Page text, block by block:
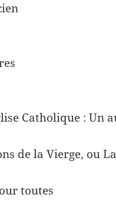
Catholique : Un
de la Vierge, ou
toutes